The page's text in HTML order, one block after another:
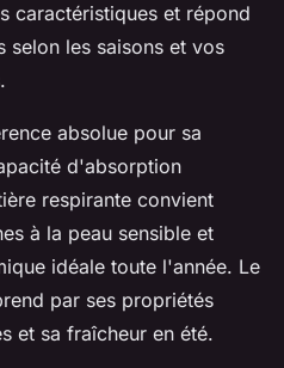
caractéristiques et répond
selon les saisons et vos
absolue pour sa
d'absorption
respirante convient
à la peau sensible et
idéale toute l'année. Le
par ses propriétés
et sa fraîcheur en été.